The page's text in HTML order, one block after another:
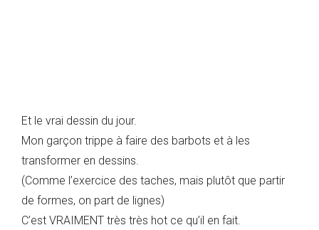
Et le vrai dessin du jour.
Mon garçon trippe à faire des barbots et à les
transformer en dessins.
(Comme l’exercice des taches, mais plutôt que partir
de formes, on part de lignes)
C’est VRAIMENT très très hot ce qu’il en fait.